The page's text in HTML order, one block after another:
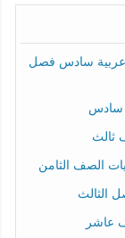
عربية سادس فصل
سادس
ثالث
الصف الثامن
الثالث
عاشر